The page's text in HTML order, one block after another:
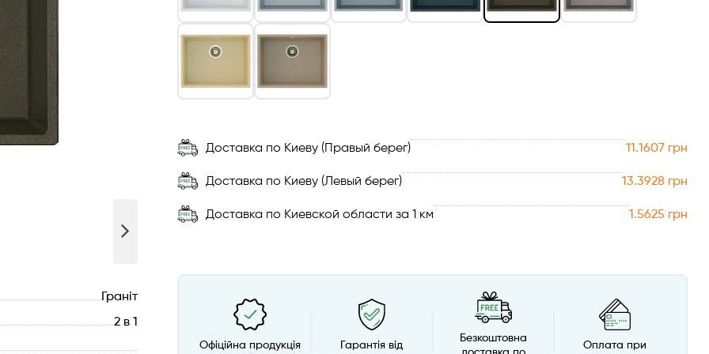
Граніт
2 в 1
Доставка по Киеву (Правый берег) 11.1607 грн
Доставка по Киеву (Левый берег) 13.3928 грн
Доставка по Киевской области за 1 км 1.5625 грн
Офіційна продукція
Гарантія від
Безкоштовна
Оплата при